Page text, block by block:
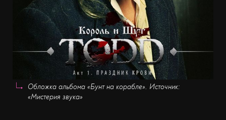
Обложка альбома «Бунт на корабле». Источник:
«Мистерия звука»